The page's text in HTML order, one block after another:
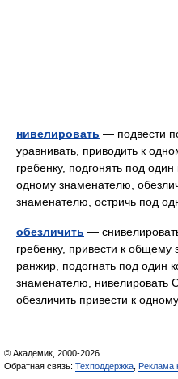
нивелировать — подвести
уравнивать, приводить к
гребенку, подгонять под
одному знаменателю,
знаменателю, остричь под
обезличить —
гребенку, привести к
ранжир, подогнать под один
знаменателю, нивелировать
обезличить привести к
© Академик, 2000-2026
Обратная связь: Техподдержка Реклама